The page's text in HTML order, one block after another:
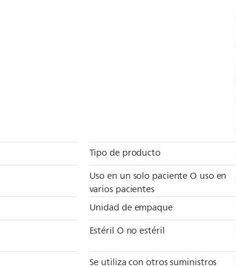
Tipo de producto
Uso en un solo paciente O uso en
varios pacientes
Unidad de empaque
Estéril O no estéril
Se utiliza con otros suministros